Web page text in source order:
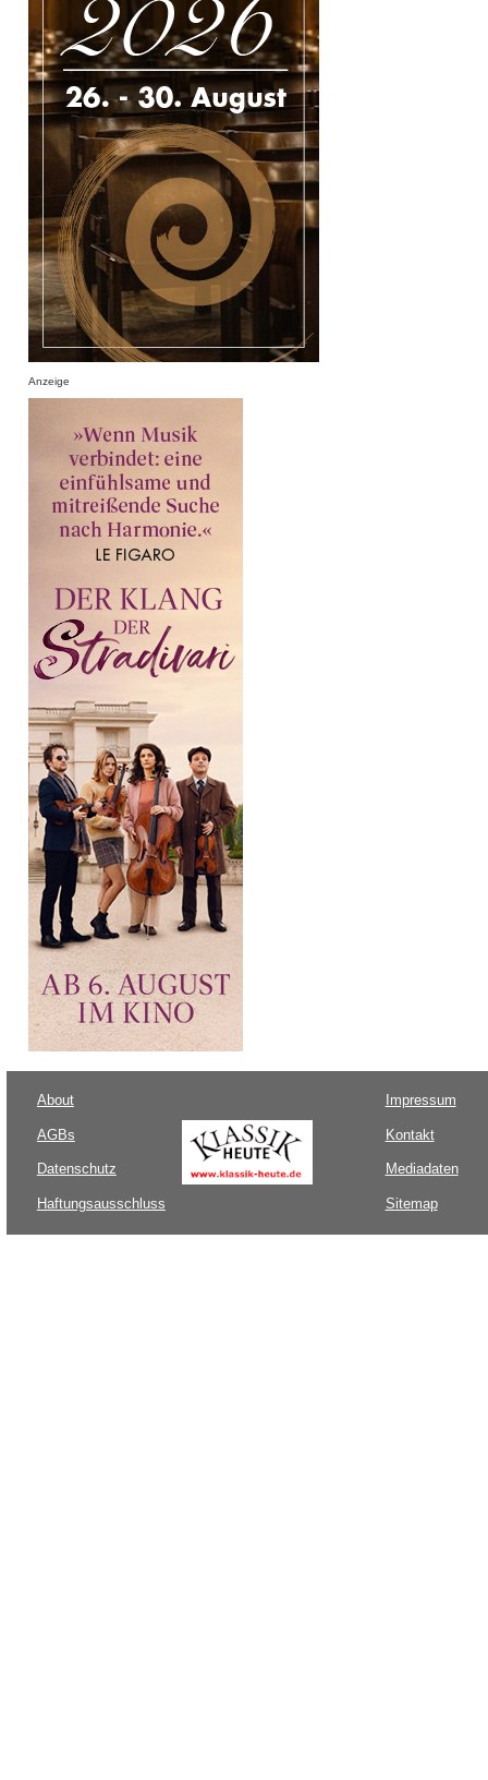
Anzeige
About
AGBs
Datenschutz
Haftungsausschluss
Impressum
Kontakt
Mediadaten
Sitemap